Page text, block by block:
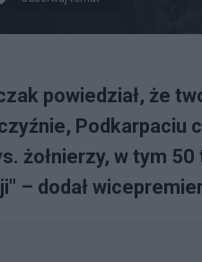
powiedział, że
Podkarpaciu
żołnierzy, w tym
– dodał